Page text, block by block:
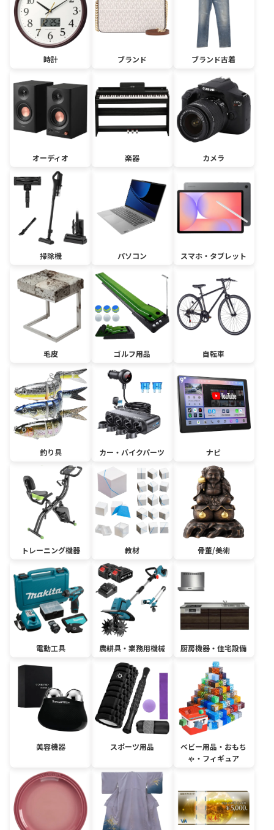
時計 ブランド ブランド古着
オーディオ 楽器 カメラ
掃除機 パソコン スマホ・タブレット
毛皮 ゴルフ用品 自転車
釣り具 カー・バイクパーツ ナビ
トレーニング機器 教材 骨董/美術
電動工具 農耕具・業務用機械 厨房機器・住宅設備
美容機器 スポーツ用品
ベビー用品・おもち
ゃ・フィギュア